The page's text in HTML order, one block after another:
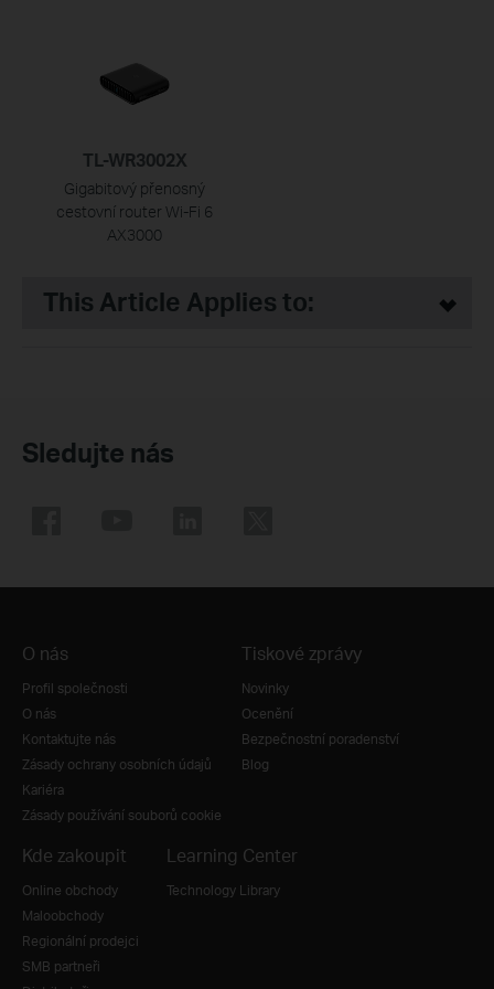
TL-WR3002X
Gigabitový přenosný
cestovní router Wi-Fi 6
AX3000
This Article Applies to:
Sledujte nás
O nás
Profil společnosti
O nás
Kontaktujte nás
Zásady ochrany osobních údajů
Kariéra
Zásady používání souborů cookie
Tiskové zprávy
Novinky
Ocenění
Bezpečnostní poradenství
Blog
Kde zakoupit
Online obchody
Maloobchody
Regionální prodejci
SMB partneři
Learning Center
Technology Library